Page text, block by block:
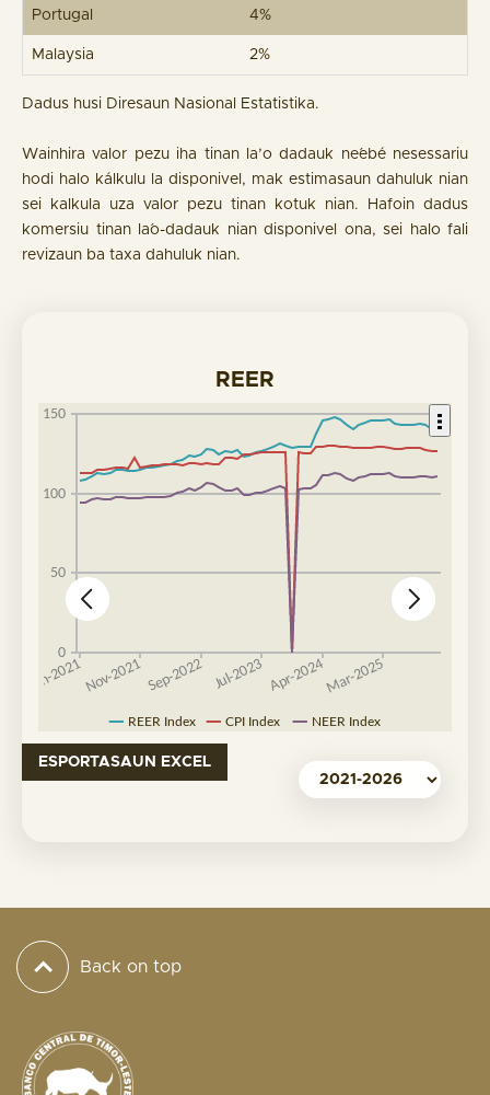
Portugal 4%
Malaysia 2%
Dadus husi Diresaun Nasional Estatistika.
Wainhira valor pezu iha tinan la’o dadauk ne´ebé nesessariu
hodi halo kálkulu la disponivel, mak estimasaun dahuluk nian
sei kalkula uza valor pezu tinan kotuk nian. Hafoin dadus
komersiu tinan la´o-dadauk nian disponivel ona, sei halo fali
revizaun ba taxa dahuluk nian.
REER
ESPORTASAUN EXCEL
Back on top